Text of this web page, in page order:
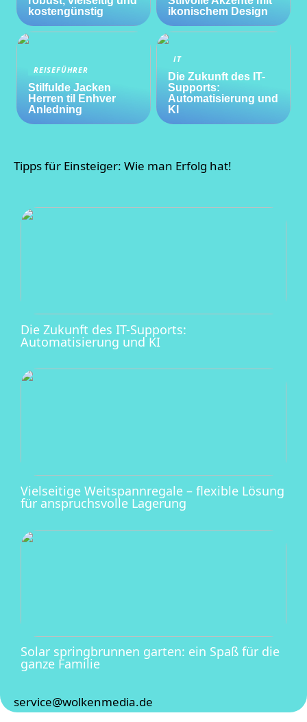
kostengünstig
ikonischem Design
REISEFÜHRER
Stilfulde Jacken
Herren til Enhver
Anledning
IT
Die Zukunft des IT-
Supports:
Automatisierung und
KI
Tipps für Einsteiger: Wie man Erfolg hat!
Die Zukunft des IT-Supports:
Automatisierung und KI
Vielseitige Weitspannregale – flexible Lösung
für anspruchsvolle Lagerung
Solar springbrunnen garten: ein Spaß für die
ganze Familie
service@wolkenmedia.de